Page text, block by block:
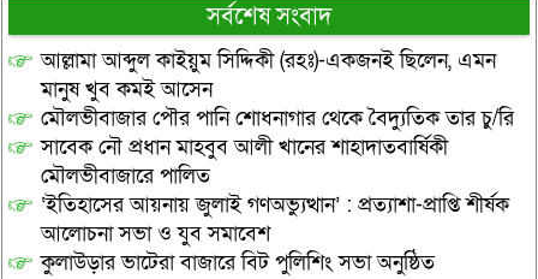
সর্বশেষ সংবাদ
আল্লামা আব্দুল কাইয়ুম সিদ্দিকী (রহঃ)-একজনই ছিলেন, এমন
মানুষ খুব কমই আসেন
মৌলভীবাজার পৌর পানি শোধনাগার থেকে বৈদ্যুতিক তার চু/রি
সাবেক নৌ প্রধান মাহবুব আলী খানের শাহাদাতবার্ষিকী
মৌলভীবাজারে পালিত
‘ইতিহাসের আয়নায় জুলাই গণঅভ্যুত্থান’ : প্রত্যাশা-প্রাপ্তি শীর্ষক
আলোচনা সভা ও যুব সমাবেশ
কুলাউড়ার ভাটেরা বাজারে বিট পুলিশিং সভা অনুষ্ঠিত